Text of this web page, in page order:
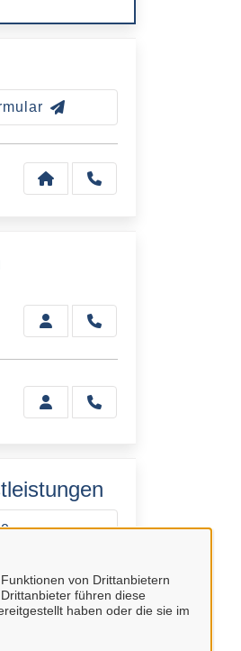
von Drittanbietern
führen diese
haben oder die sie im